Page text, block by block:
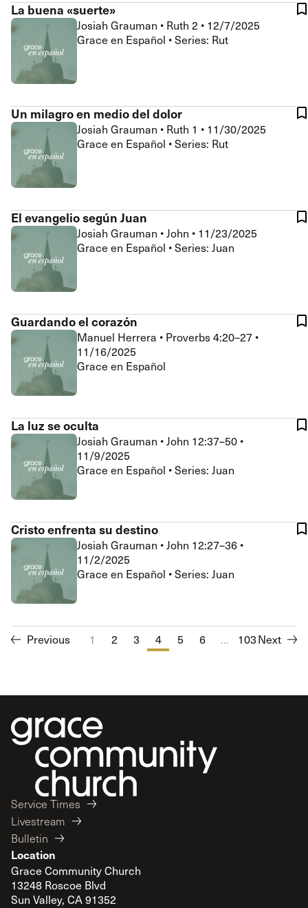
La buena «suerte»
Josiah Grauman • Ruth 2 • 12/7/2025
Grace en Español • Series: Rut
Un milagro en medio del dolor
Josiah Grauman • Ruth 1 • 11/30/2025
Grace en Español • Series: Rut
El evangelio según Juan
Josiah Grauman •John • 11/23/2025
Grace en Español • Series: Juan
Guardando el corazón
Manuel Herrera • Proverbs 4:20–27 •
11/16/2025
Grace en Español
La luz se oculta
Josiah Grauman •John 12:37–50 •
11/9/2025
Grace en Español • Series: Juan
Cristo enfrenta su destino
Josiah Grauman •John 12:27–36 •
11/2/2025
Grace en Español • Series: Juan
Previous 1 2 3 4 5 6 7 8 9 10
... 103Next
Service Times
Livestream
Bulletin
Location
Grace Community Church
13248 Roscoe Blvd
Sun Valley, CA 91352